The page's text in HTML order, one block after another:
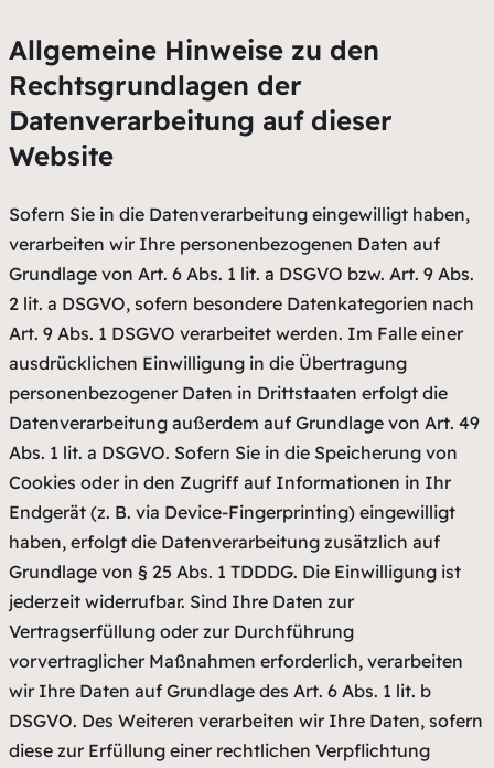
Allgemeine Hinweise zu den
Rechtsgrundlagen der
Datenverarbeitung auf dieser
Website
Sofern Sie in die Datenverarbeitung eingewilligt haben,
verarbeiten wir Ihre personenbezogenen Daten auf
Grundlage von Art. 6 Abs. 1 lit. a DSGVO bzw. Art. 9 Abs.
2 lit. a DSGVO, sofern besondere Datenkategorien nach
Art. 9 Abs. 1 DSGVO verarbeitet werden. Im Falle einer
ausdrücklichen Einwilligung in die Übertragung
personenbezogener Daten in Drittstaaten erfolgt die
Datenverarbeitung außerdem auf Grundlage von Art. 49
Abs. 1 lit. a DSGVO. Sofern Sie in die Speicherung von
Cookies oder in den Zugriff auf Informationen in Ihr
Endgerät (z. B. via Device-Fingerprinting) eingewilligt
haben, erfolgt die Datenverarbeitung zusätzlich auf
Grundlage von § 25 Abs. 1 TDDDG. Die Einwilligung ist
jederzeit widerrufbar. Sind Ihre Daten zur
Vertragserfüllung oder zur Durchführung
vorvertraglicher Maßnahmen erforderlich, verarbeiten
wir Ihre Daten auf Grundlage des Art. 6 Abs. 1 lit. b
DSGVO. Des Weiteren verarbeiten wir Ihre Daten, sofern
diese zur Erfüllung einer rechtlichen Verpflichtung